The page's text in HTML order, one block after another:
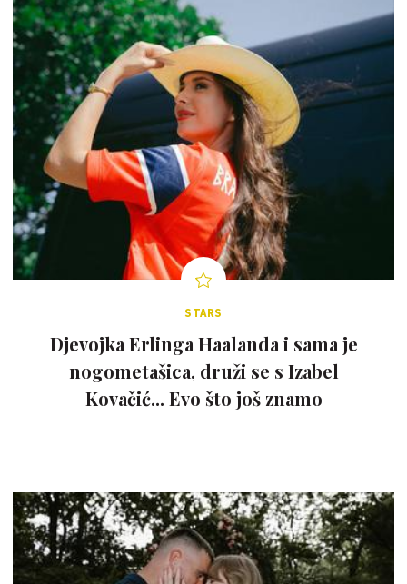
STARS
Djevojka Erlinga Haalanda i sama je
nogometašica, druži se s Izabel
Kovačić... Evo što još znamo